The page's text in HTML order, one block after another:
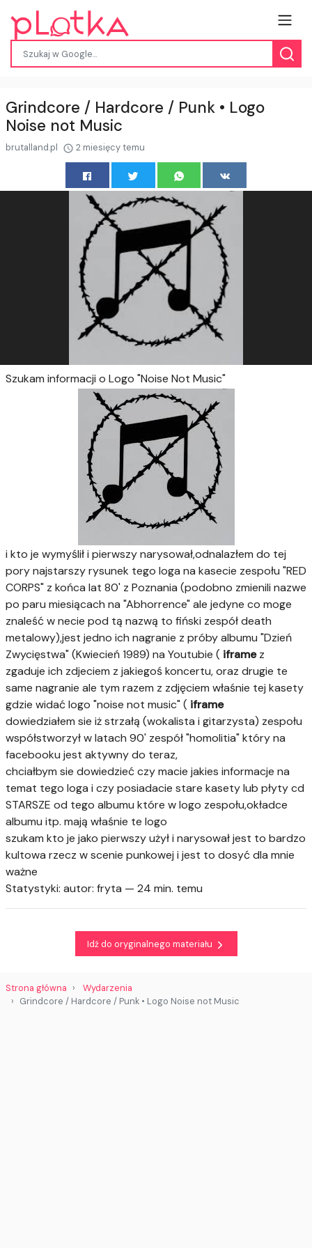
Grindcore / Hardcore / Punk • Logo
Noise not Music
brutalland.pl 2 miesięcy temu
Szukam informacji o Logo "Noise Not Music"
i kto je wymyślił i pierwszy narysował,odnalazłem do tej
pory najstarszy rysunek tego loga na kasecie zespołu "RED
CORPS" z końca lat 80' z Poznania (podobno zmienili nazwe
po paru miesiącach na "Abhorrence" ale jedyne co moge
znaleść w necie pod tą nazwą to fiński zespół death
metalowy),jest jedno ich nagranie z próby albumu "Dzień
Zwycięstwa" (Kwiecień 1989) na Youtubie ( iframe z
zgaduje ich zdjeciem z jakiegoś koncertu, oraz drugie te
same nagranie ale tym razem z zdjęciem właśnie tej kasety
gdzie widać logo "noise not music" ( iframe
dowiedziałem sie iż strzałą (wokalista i gitarzysta) zespołu
współstworzył w latach 90' zespół "homolitia" który na
facebooku jest aktywny do teraz,
chciałbym sie dowiedzieć czy macie jakies informacje na
temat tego loga i czy posiadacie stare kasety lub płyty cd
STARSZE od tego albumu które w logo zespołu,okładce
albumu itp. mają właśnie te logo
szukam kto je jako pierwszy użył i narysował jest to bardzo
kultowa rzecz w scenie punkowej i jest to dosyć dla mnie
ważne
Statystyki: autor: fryta — 24 min. temu
Idź do oryginalnego materiału
Strona główna
Wydarzenia
Grindcore / Hardcore / Punk • Logo Noise not Music